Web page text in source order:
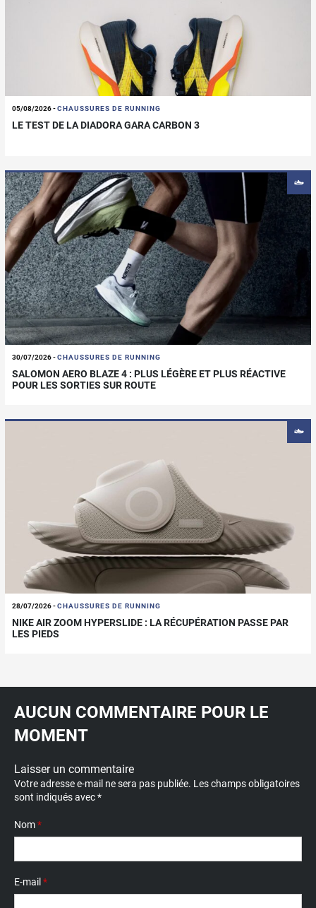
05/08/2026-CHAUSSURES DE RUNNING
LE TEST DE LA DIADORA GARA CARBON 3
30/07/2026-CHAUSSURES DE RUNNING
SALOMON AERO BLAZE 4 : PLUS LÉGÈRE ET PLUS RÉACTIVE
POUR LES SORTIES SUR ROUTE
28/07/2026-CHAUSSURES DE RUNNING
NIKE AIR ZOOM HYPERSLIDE : LA RÉCUPÉRATION PASSE PAR
LES PIEDS
AUCUN COMMENTAIRE POUR LE
MOMENT
Laisser un commentaire
Votre adresse e-mail ne sera pas publiée. Les champs obligatoires
sont indiqués avec*
Nom*
E-mail *